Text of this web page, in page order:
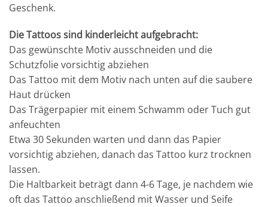
Geschenk.
Die Tattoos sind kinderleicht aufgebracht:
Das gewünschte Motiv ausschneiden und die
Schutzfolie vorsichtig abziehen
Das Tattoo mit dem Motiv nach unten auf die saubere
Haut drücken
Das Trägerpapier mit einem Schwamm oder Tuch gut
anfeuchten
Etwa 30 Sekunden warten und dann das Papier
vorsichtig abziehen, danach das Tattoo kurz trocknen
lassen.
Die Haltbarkeit beträgt dann 4-6 Tage, je nachdem wie
oft das Tattoo anschließend mit Wasser und Seife